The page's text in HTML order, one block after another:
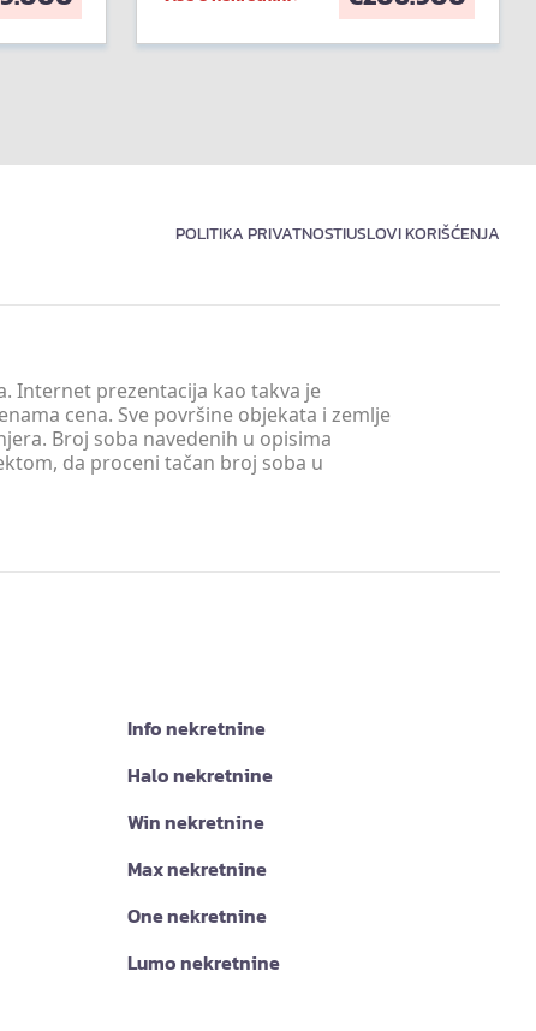
POLITIKA PRIVATNOSTIUSLOVI KORIŠĆENJA
Internet prezentacija kao takva je
cena. Sve površine objekata i zemlje
Broj soba navedenih u opisima
da proceni tačan broj soba u
Info nekretnine
Halo nekretnine
Win nekretnine
Max nekretnine
One nekretnine
Lumo nekretnine